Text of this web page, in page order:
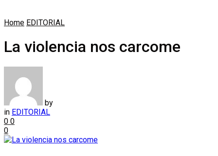
Home EDITORIAL
La violencia nos carcome
by
in EDITORIAL
0 0
0